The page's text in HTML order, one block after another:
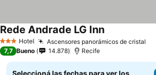
3 Estrellas
Hotel Ascensores panorámicos de cristal
Rede Andrade LG Inn
7,7 Bueno 14.878 Recife
Seleccioná las fechas para ver los